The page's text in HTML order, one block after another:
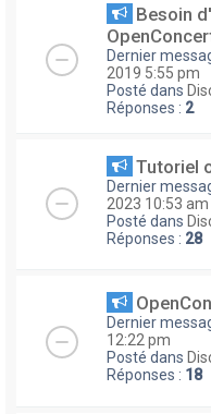
Besoin
Dernier
2019 5:55 pm
Posté dans
Réponses : 2
Tutoriel
Dernier
2023 10:53 am
Posté dans
Réponses : 28
Dernier
12:22 pm
Posté dans
Réponses : 18